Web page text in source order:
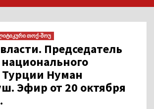
თოქ-შოუ
Председатель
Турции Нуман
Эфир от 20 октября